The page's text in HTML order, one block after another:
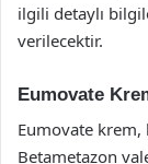
ilgili detaylı
verilecektir.
Eumovate
Eumovate
Betametazon